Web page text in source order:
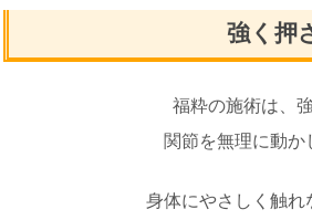
強く押
福粋の施術は、
関節を無理に動か
身体にやさしく触れ